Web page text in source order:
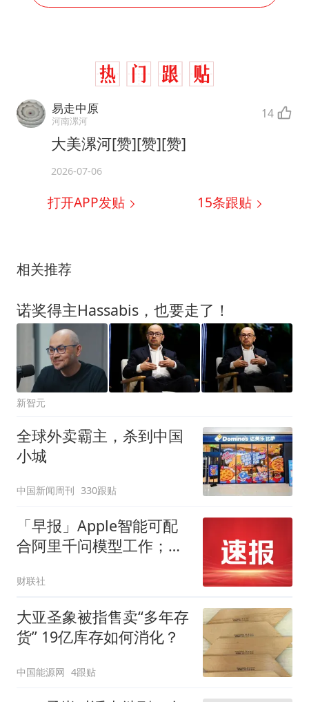
易走中原
河南漯河 14
大美漯河[赞][赞][赞]
2026-07-06
打开APP发贴 15条跟贴
相关推荐
诺奖得主Hassabis，也要走了！
新智元
全球外卖霸主，杀到中国
小城
中国新闻周刊 330跟贴
「早报」Apple智能可配
合阿里千问模型工作；江
财联社
大亚圣象被指售卖“多年存
货” 19亿库存如何消化？
中国能源网 4跟贴